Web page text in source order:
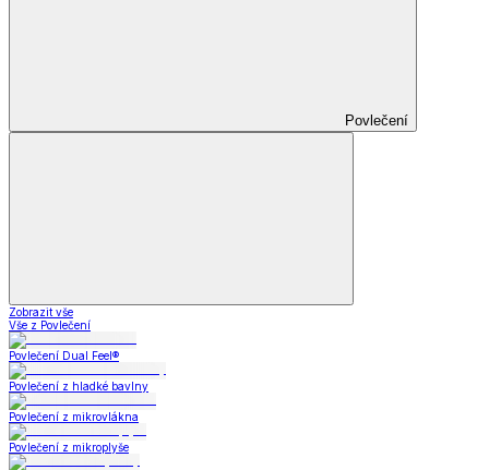
Povlečení
Zobrazit vše
Vše z Povlečení
Povlečení Dual Feel®
Povlečení z hladké bavlny
Povlečení z mikrovlákna
Povlečení z mikroplyše